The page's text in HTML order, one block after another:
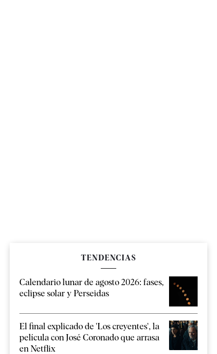
TENDENCIAS
Calendario lunar de agosto 2026: fases,
eclipse solar y Perseidas
El final explicado de 'Los creyentes', la
película con José Coronado que arrasa
en Netflix